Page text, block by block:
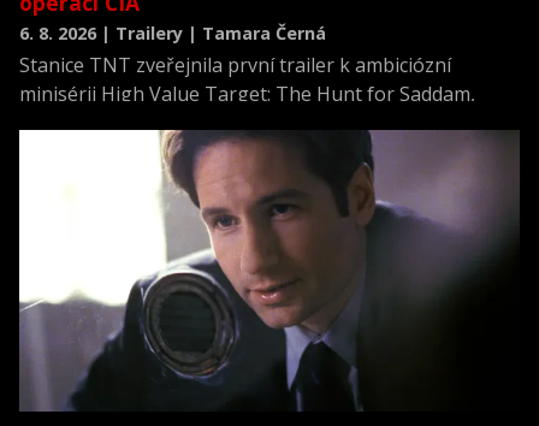
6. 8. 2026 | Trailery | Tamara Černá
Stanice TNT zveřejnila první trailer k ambiciózní
minisérii High Value Target: The Hunt for Saddam,
novodobých dějin.